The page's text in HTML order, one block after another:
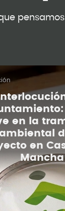
en la
en
Mancha